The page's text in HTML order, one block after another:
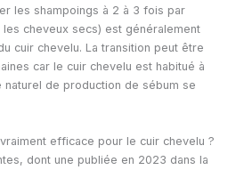
les shampoings à 2 à 3 fois par
cheveux secs) est généralement
cuir chevelu. La transition peut être
car le cuir chevelu est habitué à
naturel de production de sébum se
efficace pour le cuir chevelu ?
dont une publiée en 2023 dans la